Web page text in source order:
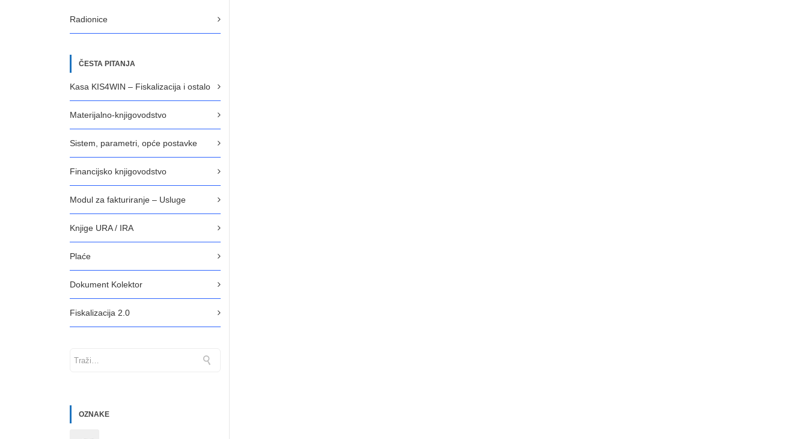
Radionice
ČESTA PITANJA
Kasa KIS4WIN – Fiskalizacija i ostalo
Materijalno-knjigovodstvo
Sistem, parametri, opće postavke
Financijsko knjigovodstvo
Modul za fakturiranje – Usluge
Knjige URA / IRA
Plaće
Dokument Kolektor
Fiskalizacija 2.0
OZNAKE